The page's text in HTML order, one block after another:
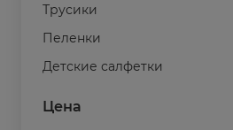
Трусики
Пеленки
Детские салфетки
Показать все
Цена